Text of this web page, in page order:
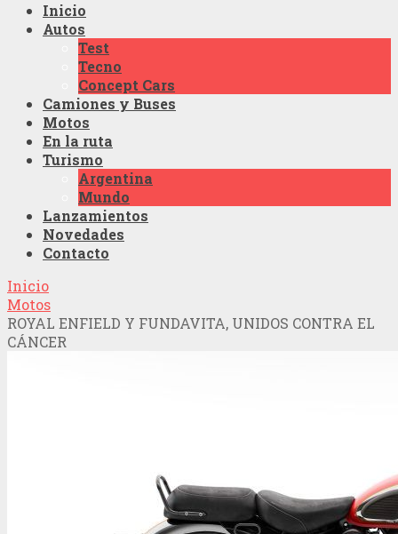
Inicio
Autos
Test
Tecno
Concept Cars
Camiones y Buses
Motos
En la ruta
Turismo
Argentina
Mundo
Lanzamientos
Novedades
Contacto
Inicio
Motos
ROYAL ENFIELD Y FUNDAVITA, UNIDOS CONTRA EL
CÁNCER